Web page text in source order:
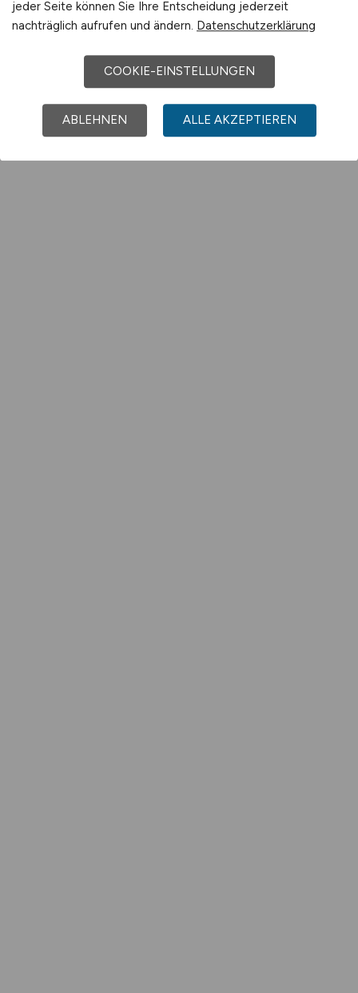
jeder Seite können Sie Ihre Entscheidung jederzeit
nachträglich aufrufen und ändern. Datenschutzerklärung
COOKIE-EINSTELLUNGEN
ABLEHNEN ALLE AKZEPTIEREN